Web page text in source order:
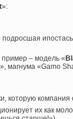
»:
подросшая
– модель «
магнума «Gamo
которую компания
их как